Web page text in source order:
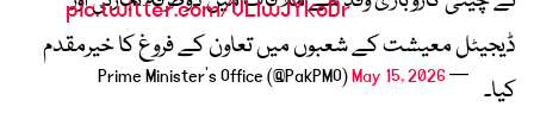
pic.twitter.com/VLlwJYkoDr
— Prime Minister's Office (@PakPMO)
May 15, 2026
ڈیجیٹل معیشت کے شعبوں میں تعاون کے فروغ کا خیرمقدم
کیا۔